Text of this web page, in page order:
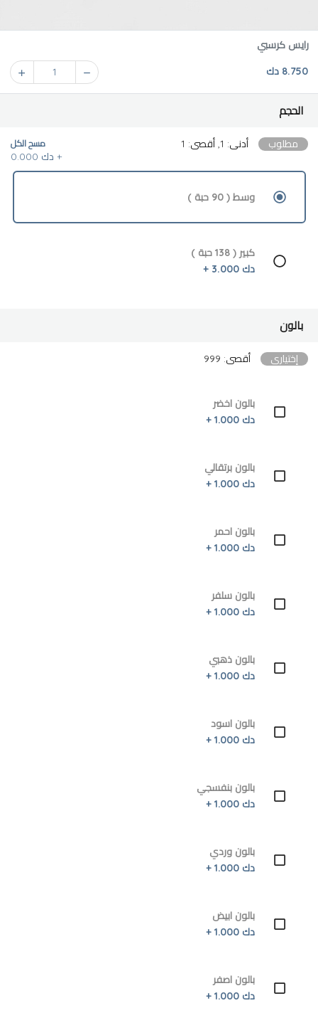
رايس كرسبي
8.750 دك 1
الحجم
مطلوب أدنى: 1, أقصى: 1 مسح الكل
دك 0.000 +
وسط ( 90 حبة )
كبير ( 138 حبة )
دك 3.000 +
بالون
إختياري أقصى: 999
بالون اخضر
دك 1.000 +
بالون برتقالي
دك 1.000 +
بالون احمر
دك 1.000 +
بالون سلفر
دك 1.000 +
بالون ذهبي
دك 1.000 +
بالون اسود
دك 1.000 +
بالون بنفسجي
دك 1.000 +
بالون وردي
دك 1.000 +
بالون ابيض
دك 1.000 +
بالون اصفر
دك 1.000 +